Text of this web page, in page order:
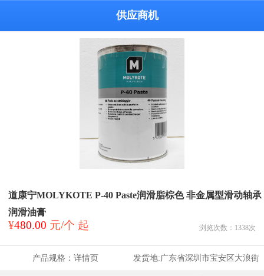
供应商机
道康宁MOLYKOTE P-40 Paste润滑脂棕色 非金属型滑动轴承
润滑油膏
¥480.00 元/个 起 浏览次数： 1338次
产品规格： 详情页 发货地:广东省深圳市宝安区大浪街